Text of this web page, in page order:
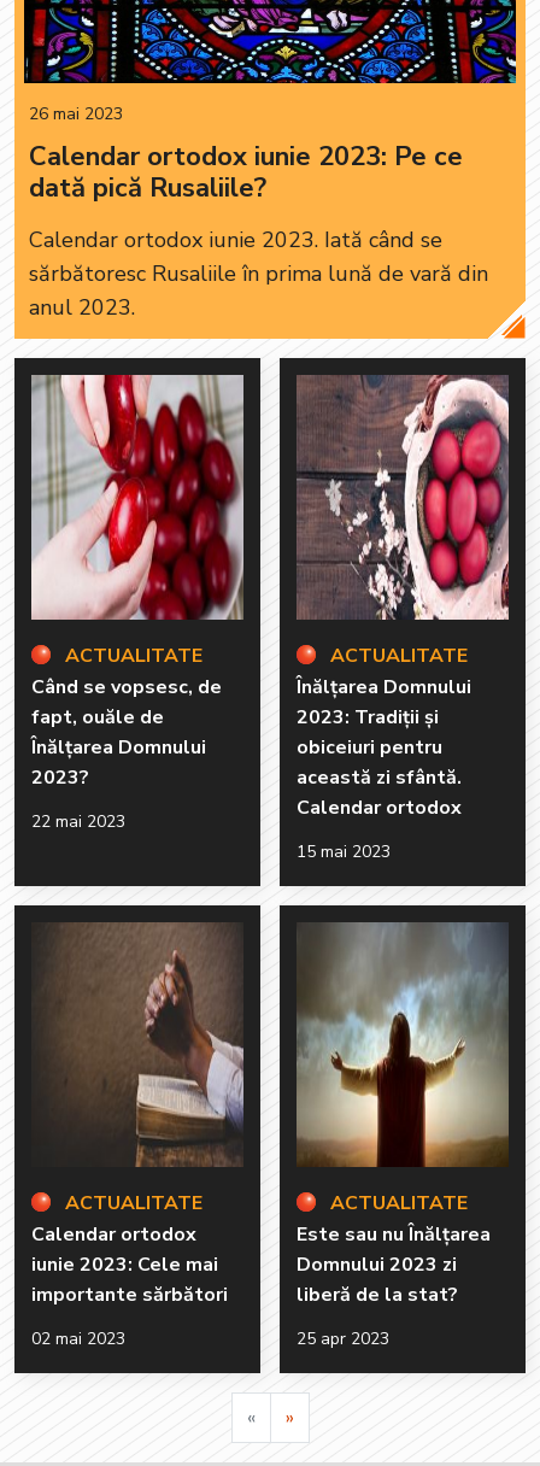
26 mai 2023
Calendar ortodox iunie 2023: Pe ce
dată pică Rusaliile?
Calendar ortodox iunie 2023. Iată când se
sărbătoresc Rusaliile în prima lună de vară din
anul 2023.
ACTUALITATE
Când se vopsesc, de
fapt, ouăle de
Înălțarea Domnului
2023?
22 mai 2023
ACTUALITATE
Înălțarea Domnului
2023: Tradiții și
obiceiuri pentru
această zi sfântă.
Calendar ortodox
15 mai 2023
ACTUALITATE
Calendar ortodox
iunie 2023: Cele mai
importante sărbători
02 mai 2023
ACTUALITATE
Este sau nu Înălțarea
Domnului 2023 zi
liberă de la stat?
25 apr 2023
«Pagina precedenta
»
Pagina urmatoare